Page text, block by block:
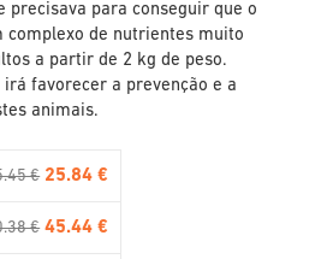
precisava para conseguir que o
complexo de nutrientes muito
a partir de 2 kg de peso.
favorecer a prevenção e a
animais.
€ 25.84 €
€ 45.44 €